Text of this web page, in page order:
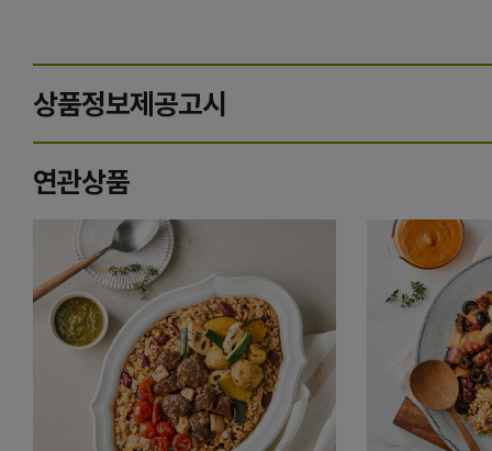
상품정보제공고시
연관상품